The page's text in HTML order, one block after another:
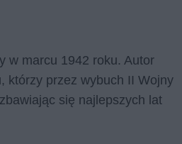
w marcu 1942 roku. Autor
którzy przez wybuch II Wojny
się najlepszych lat